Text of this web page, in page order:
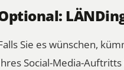
Sie es wünschen,
Social-Media-Auftritts